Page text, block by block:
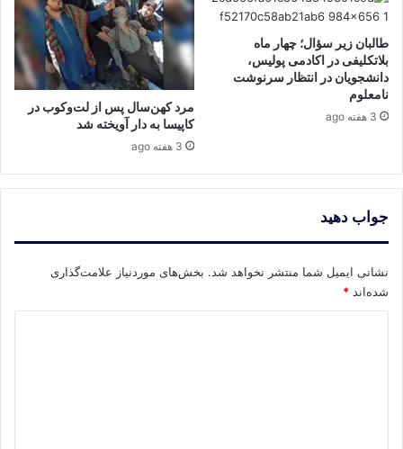
طالبان زیر سؤال؛ چهار ماه
بلاتکلیفی در اکادمی پولیس،
دانشجویان در انتظار سرنوشت
نامعلوم
3 هفته ago
مرد کهن‌سال پس از لت‌وکوب در
کاپیسا به دار آویخته شد
3 هفته ago
جواب دهید
نشانی ایمیل شما منتشر نخواهد شد. بخش‌های موردنیاز علامت‌گذاری
شده‌اند *